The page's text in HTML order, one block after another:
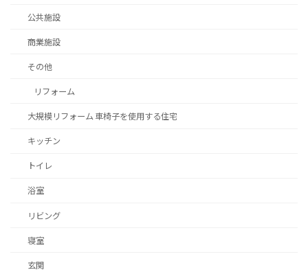
公共施設
商業施設
その他
リフォーム
大規模リフォーム 車椅子を使用する住宅
キッチン
トイレ
浴室
リビング
寝室
玄関